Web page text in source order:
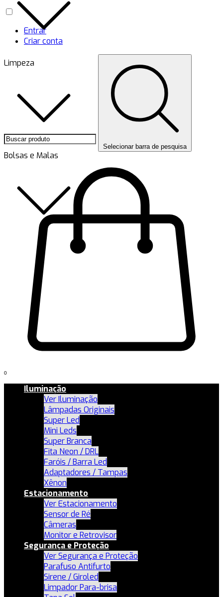
Limpeza
Bolsas e Malas
Entrar
Criar conta
Selecionar barra de pesquisa
0
Iluminação
Ver Iluminação
Lâmpadas Originais
Super Led
Mini Leds
Super Branca
Fita Neon / DRL
Faróis / Barra Led
Adaptadores / Tampas
Xênon
Estacionamento
Ver Estacionamento
Sensor de Ré
Câmeras
Monitor e Retrovisor
Segurança e Proteção
Ver Segurança e Proteção
Parafuso Antifurto
Sirene / Giroled
Limpador Para-brisa